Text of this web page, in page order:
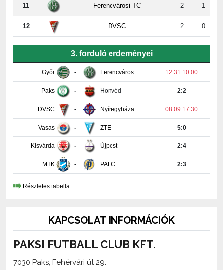
12 DVSC 2 0
- Ferencváros
Paks Honvéd 2:2
DVSC Nyíregyháza 08.09 17:30
Vasas ZTE 5:0
Kisvárda Újpest 2:4
MTK PAFC 2:3
Részletes tabella
PAKSI FUTBALL CLUB KFT.
7030 Paks, Fehérvári út 29.